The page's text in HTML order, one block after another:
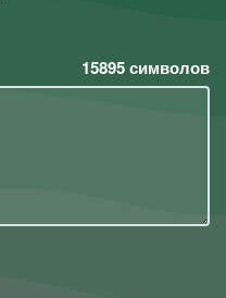
15895символов